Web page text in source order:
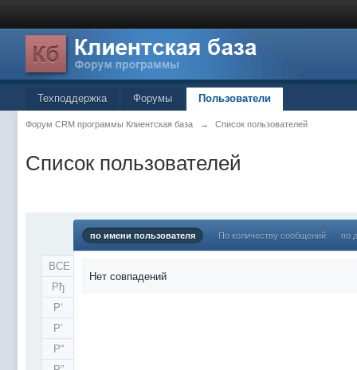
Техподдержка Форумы Пользователи
Форум CRM программы Клиентская база → Список пользователей
Список пользователей
ВСЕ
Рђ
Р‘
Р’
Р“
по имени пользователя По количеству сообщений по
Нет совпадений